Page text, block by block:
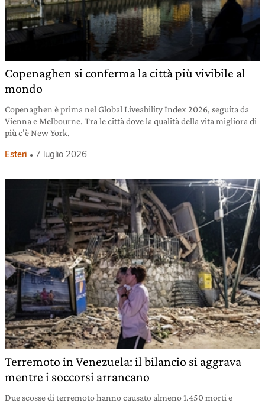
Copenaghen si conferma la città più vivibile al
mondo
Copenaghen è prima nel Global Liveability Index 2026, seguita da
Vienna e Melbourne. Tra le città dove la qualità della vita migliora di
più c’è New York.
Esteri 7 luglio 2026
Terremoto in Venezuela: il bilancio si aggrava
mentre i soccorsi arrancano
Due scosse di terremoto hanno causato almeno 1.450 morti e